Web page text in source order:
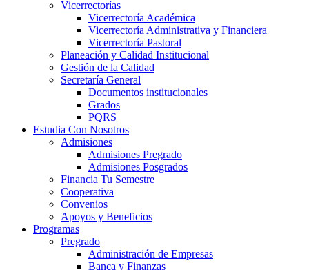
Vicerrectorías
Vicerrectoría Académica
Vicerrectoría Administrativa y Financiera
Vicerrectoría Pastoral
Planeación y Calidad Institucional
Gestión de la Calidad
Secretaría General
Documentos institucionales
Grados
PQRS
Estudia Con Nosotros
Admisiones
Admisiones Pregrado
Admisiones Posgrados
Financia Tu Semestre
Cooperativa
Convenios
Apoyos y Beneficios
Programas
Pregrado
Administración de Empresas
Banca y Finanzas